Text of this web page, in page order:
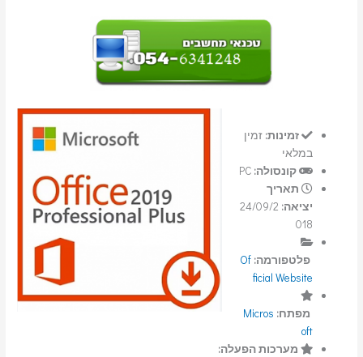
זמינות: זמין
במלאי
קונסולה: PC
תאריך
יציאה: 24/09/2
018
פלטפורמה: Of
ficial Website
מפתח: Micros
oft
מערכות הפעלה: